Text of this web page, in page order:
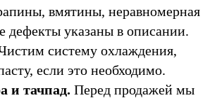
вмятины, неравномерная
дефекты указаны в описании.
систему охлаждения,
если это необходимо.
и тачпад. Перед продажей мы